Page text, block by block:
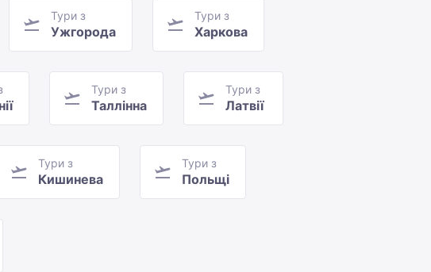
Тури з
Ужгорода
Тури з
Харкова
Тури з
Таллінна
Тури з
Латвії
Тури з
Кишинева
Тури з
Польщі